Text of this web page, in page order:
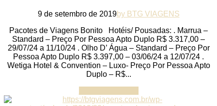
9 de setembro de 2019by BTG VIAGENS
Pacotes de Viagens Bonito Hotéis/ Pousadas: . Marrua –
Standard – Preço Por Pessoa Apto Duplo R$ 3.317,00 –
29/07/24 a 11/10/24 . Olho D’ Água – Standard – Preço Por
Pessoa Apto Duplo R$ 3.397,00 – 03/06/24 a 12/07/24 .
Wetiga Hotel & Convention – Luxo- Preço Por Pessoa Apto
Duplo – R$...